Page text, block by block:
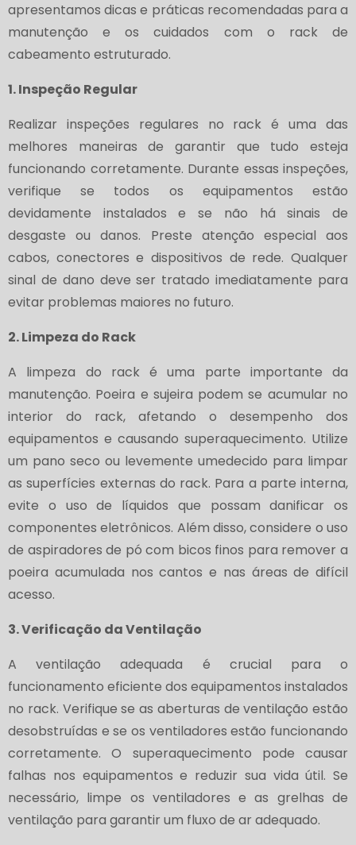
apresentamos dicas e práticas recomendadas para a
manutenção e os cuidados com o rack de
cabeamento estruturado.
1. Inspeção Regular
Realizar inspeções regulares no rack é uma das
melhores maneiras de garantir que tudo esteja
funcionando corretamente. Durante essas inspeções,
verifique se todos os equipamentos estão
devidamente instalados e se não há sinais de
desgaste ou danos. Preste atenção especial aos
cabos, conectores e dispositivos de rede. Qualquer
sinal de dano deve ser tratado imediatamente para
evitar problemas maiores no futuro.
2. Limpeza do Rack
A limpeza do rack é uma parte importante da
manutenção. Poeira e sujeira podem se acumular no
interior do rack, afetando o desempenho dos
equipamentos e causando superaquecimento. Utilize
um pano seco ou levemente umedecido para limpar
as superfícies externas do rack. Para a parte interna,
evite o uso de líquidos que possam danificar os
componentes eletrônicos. Além disso, considere o uso
de aspiradores de pó com bicos finos para remover a
poeira acumulada nos cantos e nas áreas de difícil
acesso.
3. Verificação da Ventilação
A ventilação adequada é crucial para o
funcionamento eficiente dos equipamentos instalados
no rack. Verifique se as aberturas de ventilação estão
desobstruídas e se os ventiladores estão funcionando
corretamente. O superaquecimento pode causar
falhas nos equipamentos e reduzir sua vida útil. Se
necessário, limpe os ventiladores e as grelhas de
ventilação para garantir um fluxo de ar adequado.